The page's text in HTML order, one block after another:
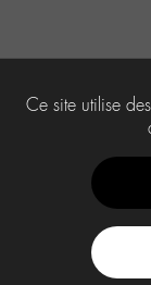
Ce site utilise